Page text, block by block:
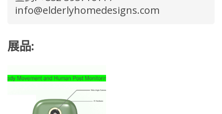
info@elderlyhomedesigns.com
展品: